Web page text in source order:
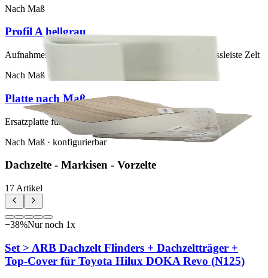
Nach Maß
Profil A hellgrau
Aufnahmestärke 34 mm Ältere ExKab Fronten Abschlussleiste Zelt
Nach Maß · konfigurierbar
Platte nach Maß
Ersatzplatte für ExKab Regalsystem.
Nach Maß · konfigurierbar
Dachzelte - Markisen - Vorzelte
17 Artikel
−38%Nur noch 1x
Set > ARB Dachzelt Flinders + Dachzeltträger +
Top-Cover für Toyota Hilux DOKA Revo (N125)